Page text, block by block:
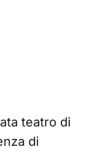
teatro di
di